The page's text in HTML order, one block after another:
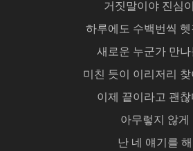
거짓말이야 진심
하루에도 수백번씩
새로운 누군가 만
미친 듯이 이리저리 찾
이제 끝이라고 괜찮
아무렇지 않게
난 네 얘기를 해